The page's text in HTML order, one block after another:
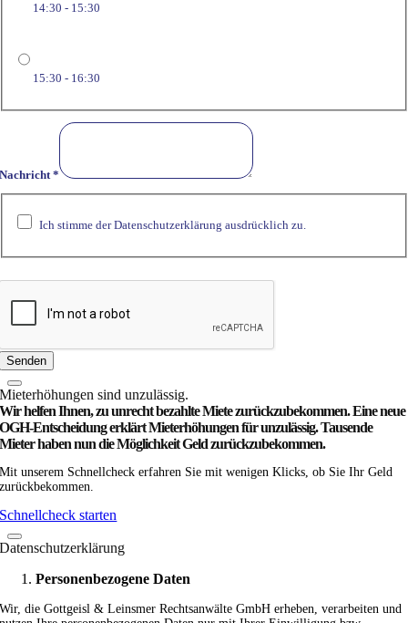
14:30 - 15:30
15:30 - 16:30
Nachricht*
Ich stimme der Datenschutzerklärung ausdrücklich zu.
Senden
Miet­­erhöhungen sind unzulässig.
Wir helfen Ihnen, zu unrecht bezahlte Miete zurück­zubekommen. Eine neue
OGH-Entscheidung erklärt Mieterhöhungen für unzulässig. Tausende
Mieter haben nun die Möglichkeit Geld zurückzubekommen.
Mit unserem Schnellcheck erfahren Sie mit wenigen Klicks, ob Sie Ihr Geld
zurückbekommen.
Schnellcheck starten
Datenschutzerklärung
Personenbezogene Daten
Wir, die Gottgeisl & Leinsmer Rechtsanwälte GmbH erheben, verarbeiten und